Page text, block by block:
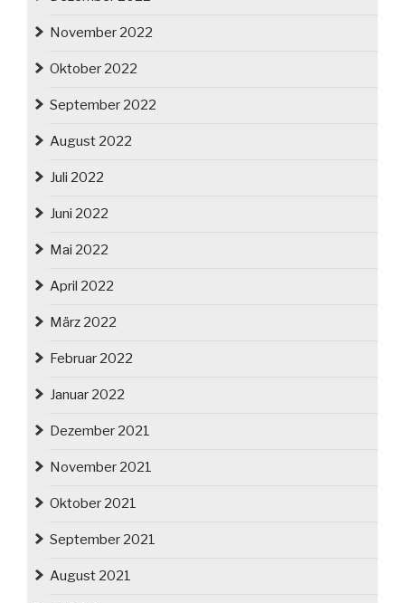
November 2022
Oktober 2022
September 2022
August 2022
Juli 2022
Juni 2022
Mai 2022
April 2022
März 2022
Februar 2022
Januar 2022
Dezember 2021
November 2021
Oktober 2021
September 2021
August 2021